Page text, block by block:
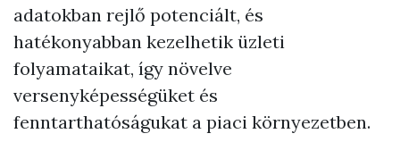
adatokban rejlő potenciált, és
hatékonyabban kezelhetik üzleti
folyamataikat, így növelve
versenyképességüket és
fenntarthatóságukat a piaci környezetben.